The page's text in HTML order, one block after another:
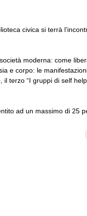
civica si terrà
moderna: come
e corpo: le
il terzo “I gruppi di self
ad un massimo di 25